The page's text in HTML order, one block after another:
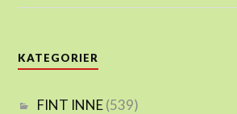
KATEGORIER
FINT INNE(539)